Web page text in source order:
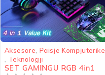
Aksesore Paisje Kompjuterike
Teknologji
SET GAMINGU RGB 4in1